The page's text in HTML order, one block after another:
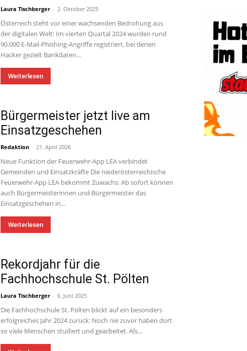
Laura Tischberger - 2. Oktober 2025
Österreich steht vor einer wachsenden Bedrohung aus
der digitalen Welt: Im vierten Quartal 2024 wurden rund
90.000 E-Mail-Phishing-Angriffe registriert, bei denen
Hacker gezielt Bankdaten...
Weiterlesen
Bürgermeister jetzt live am
Einsatzgeschehen
Redaktion - 21. April 2026
Neue Funktion der Feuerwehr-App LEA verbindet
Gemeinden und Einsatzkräfte Die niederösterreichische
Feuerwehr-App LEA bekommt Zuwachs: Ab sofort können
auch Bürgermeisterinnen und Bürgermeister das
Einsatzgeschehen in...
Weiterlesen
Rekordjahr für die
Fachhochschule St. Pölten
Laura Tischberger - 6. Juni 2025
Die Fachhochschule St. Pölten blickt auf ein besonders
erfolgreiches Jahr 2024 zurück: Noch nie zuvor haben dort
so viele Menschen studiert und gearbeitet. Als...